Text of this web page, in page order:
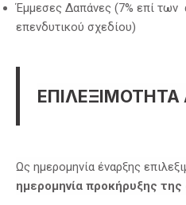
Έμμεσες Δαπάνες (7% επί
επενδυτικού σχεδίου)
Ως ημερομηνία έναρξης
ημερομηνία προκήρυξης